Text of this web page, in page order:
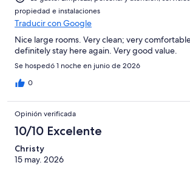
propiedad e instalaciones
Traducir con Google
Nice large rooms. Very clean; very
definitely stay here again. Very good value.
Se hospedó 1 noche en junio de 2026
0
Opinión verificada
10/10 Excelente
Christy
15 may. 2026